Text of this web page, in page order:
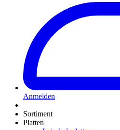
Anmelden
Sortiment
Platten